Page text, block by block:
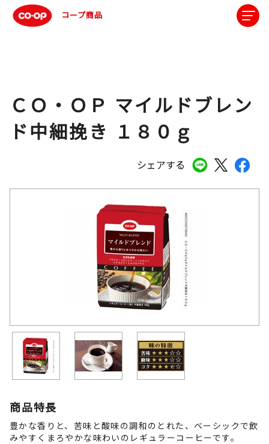
コープ商品
シェアする
ＣＯ・ＯＰ マイルドブレン
ド中細挽き １８０ｇ
商品特長
豊かな香りと、苦味と酸味の調和のとれた、ベーシックで飲
みやすくまろやかな味わいのレギュラーコーヒーです。